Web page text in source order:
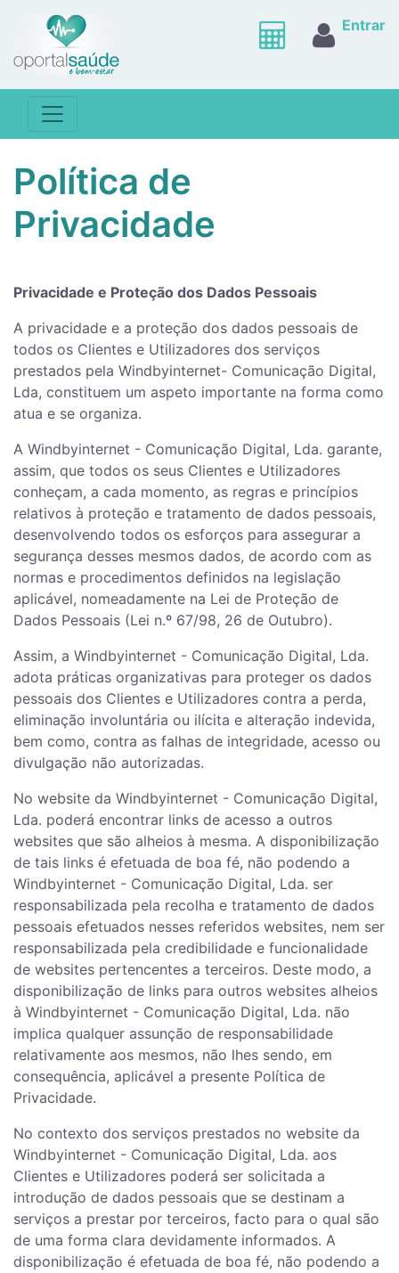
Entrar
Política de
Privacidade
Privacidade e Proteção dos Dados Pessoais
A privacidade e a proteção dos dados pessoais de
todos os Clientes e Utilizadores dos serviços
prestados pela Windbyinternet- Comunicação Digital,
Lda, constituem um aspeto importante na forma como
atua e se organiza.
A Windbyinternet - Comunicação Digital, Lda. garante,
assim, que todos os seus Clientes e Utilizadores
conheçam, a cada momento, as regras e princípios
relativos à proteção e tratamento de dados pessoais,
desenvolvendo todos os esforços para assegurar a
segurança desses mesmos dados, de acordo com as
normas e procedimentos definidos na legislação
aplicável, nomeadamente na Lei de Proteção de
Dados Pessoais (Lei n.º 67/98, 26 de Outubro).
Assim, a Windbyinternet - Comunicação Digital, Lda.
adota práticas organizativas para proteger os dados
pessoais dos Clientes e Utilizadores contra a perda,
eliminação involuntária ou ilícita e alteração indevida,
bem como, contra as falhas de integridade, acesso ou
divulgação não autorizadas.
No website da Windbyinternet - Comunicação Digital,
Lda. poderá encontrar links de acesso a outros
websites que são alheios à mesma. A disponibilização
de tais links é efetuada de boa fé, não podendo a
Windbyinternet - Comunicação Digital, Lda. ser
responsabilizada pela recolha e tratamento de dados
pessoais efetuados nesses referidos websites, nem ser
responsabilizada pela credibilidade e funcionalidade
de websites pertencentes a terceiros. Deste modo, a
disponibilização de links para outros websites alheios
à Windbyinternet - Comunicação Digital, Lda. não
implica qualquer assunção de responsabilidade
relativamente aos mesmos, não lhes sendo, em
consequência, aplicável a presente Política de
Privacidade.
No contexto dos serviços prestados no website da
Windbyinternet - Comunicação Digital, Lda. aos
Clientes e Utilizadores poderá ser solicitada a
introdução de dados pessoais que se destinam a
serviços a prestar por terceiros, facto para o qual são
de uma forma clara devidamente informados. A
disponibilização é efetuada de boa fé, não podendo a